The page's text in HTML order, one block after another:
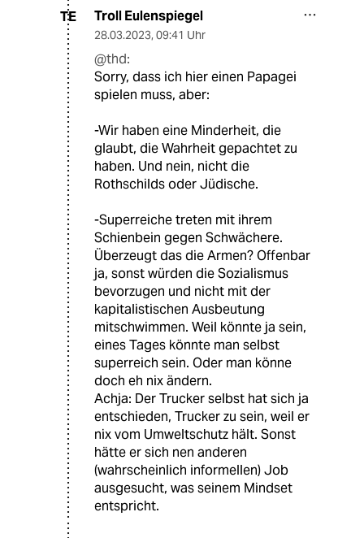
TE Troll Eulenspiegel
28.03.2023, 09:41 Uhr
@thd:
Sorry, dass ich hier einen Papagei
spielen muss, aber:
-Wir haben eine Minderheit, die
glaubt, die Wahrheit gepachtet zu
haben. Und nein, nicht die
Rothschilds oder Jüdische.
-Superreiche treten mit ihrem
Schienbein gegen Schwächere.
Überzeugt das die Armen? Offenbar
ja, sonst würden die Sozialismus
bevorzugen und nicht mit der
kapitalistischen Ausbeutung
mitschwimmen. Weil könnte ja sein,
eines Tages könnte man selbst
superreich sein. Oder man könne
doch eh nix ändern.
Achja: Der Trucker selbst hat sich ja
entschieden, Trucker zu sein, weil er
nix vom Umweltschutz hält. Sonst
hätte er sich nen anderen
(wahrscheinlich informellen) Job
ausgesucht, was seinem Mindset
entspricht.